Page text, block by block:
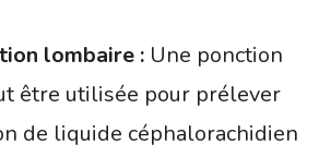
lombaire : Une ponction
être utilisée pour prélever
de liquide céphalorachidien